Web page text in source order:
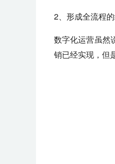
2、形成全流程
数字化运营虽然
销已经实现，但